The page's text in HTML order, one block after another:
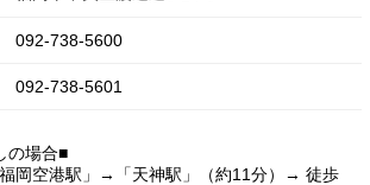
092-738-5600
092-738-5601
の場合■
福岡空港駅」→「天神駅」（約11分）→ 徒歩